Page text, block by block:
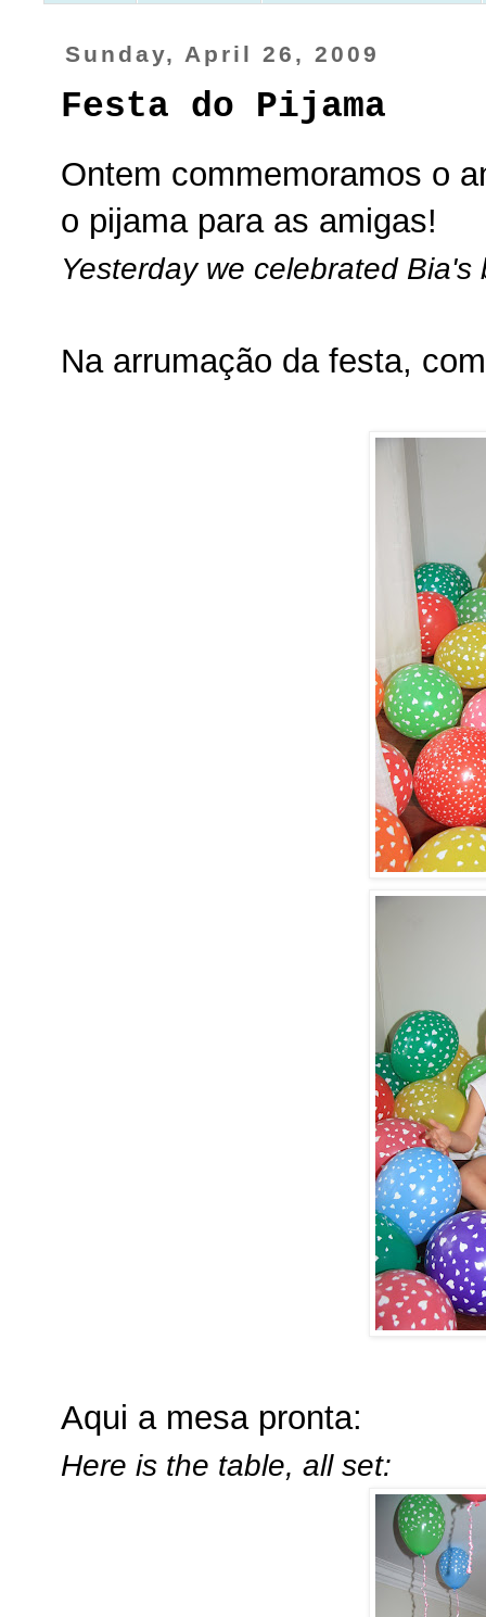
Sunday, April 26, 2009
Festa do Pijama
Ontem commemoramos o
o pijama para as amigas!
Yesterday we celebrated
Na arrumação da festa,
Aqui a mesa pronta:
Here is the table, all set: